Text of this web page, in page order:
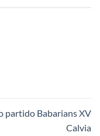
partido Babarians XV
Calvia